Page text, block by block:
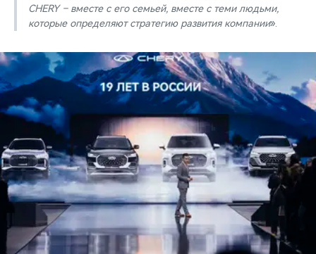
CHERY – вместе с его семьей, вместе с теми людьми,
которые определяют стратегию развития компании».